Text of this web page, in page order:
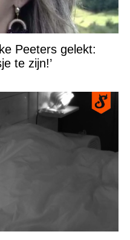
Peeters gelekt:
te zijn!’